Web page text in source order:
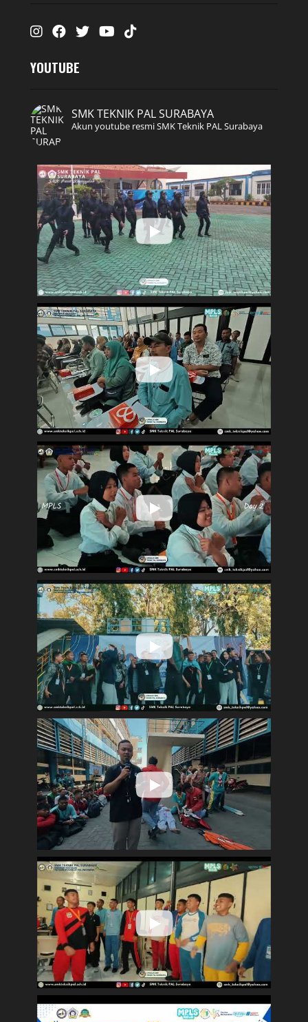
Instagram
FacebookTwitterYoutube
Tiktok
YOUTUBE
SMK TEKNIK PAL SURABAYA
Akun youtube resmi SMK Teknik PAL Surabaya